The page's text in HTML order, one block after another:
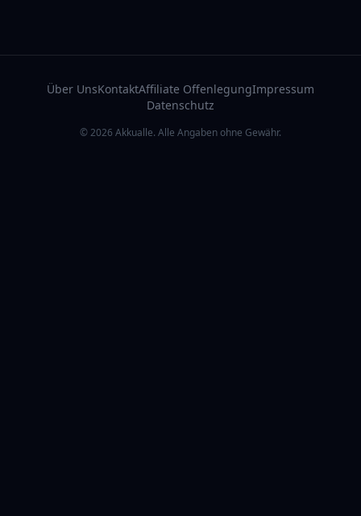
Über UnsKontaktAffiliate OffenlegungImpressum
Datenschutz
© 2026 Akkualle. Alle Angaben ohne Gewähr.